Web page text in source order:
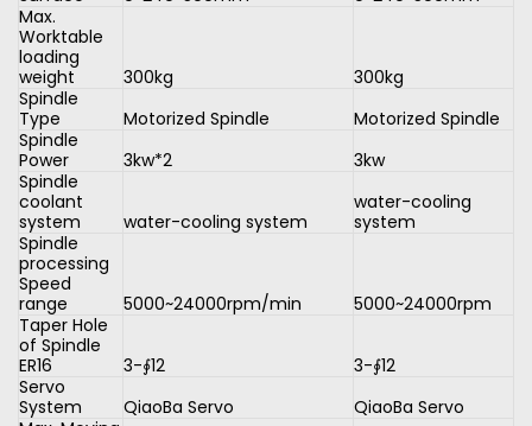
Max.
Worktable
loading
weight
300kg
300kg
Spindle
Type
Motorized Spindle
Motorized Spindle
Spindle
Power
3kw*2
3kw
Spindle
coolant
system
water-cooling system
water-cooling
system
Spindle
processing
Speed
range
5000~24000rpm/min
5000~24000rpm
Taper Hole
of Spindle
ER16
3-∮12
3-∮12
Servo
System
QiaoBa Servo
QiaoBa Servo